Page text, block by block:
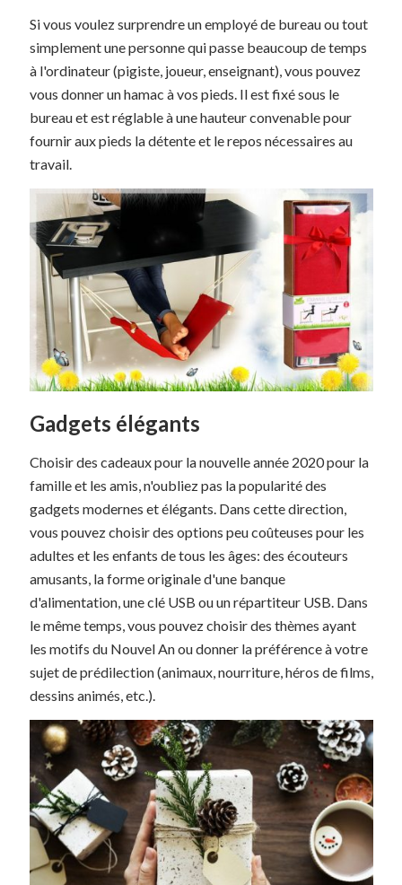
Si vous voulez surprendre un employé de bureau ou tout
simplement une personne qui passe beaucoup de temps
à l'ordinateur (pigiste, joueur, enseignant), vous pouvez
vous donner un hamac à vos pieds. Il est fixé sous le
bureau et est réglable à une hauteur convenable pour
fournir aux pieds la détente et le repos nécessaires au
travail.
Gadgets élégants
Choisir des cadeaux pour la nouvelle année 2020 pour la
famille et les amis, n'oubliez pas la popularité des
gadgets modernes et élégants. Dans cette direction,
vous pouvez choisir des options peu coûteuses pour les
adultes et les enfants de tous les âges: des écouteurs
amusants, la forme originale d'une banque
d'alimentation, une clé USB ou un répartiteur USB. Dans
le même temps, vous pouvez choisir des thèmes ayant
les motifs du Nouvel An ou donner la préférence à votre
sujet de prédilection (animaux, nourriture, héros de films,
dessins animés, etc.).